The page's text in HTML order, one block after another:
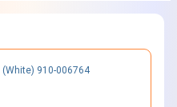
910-006764